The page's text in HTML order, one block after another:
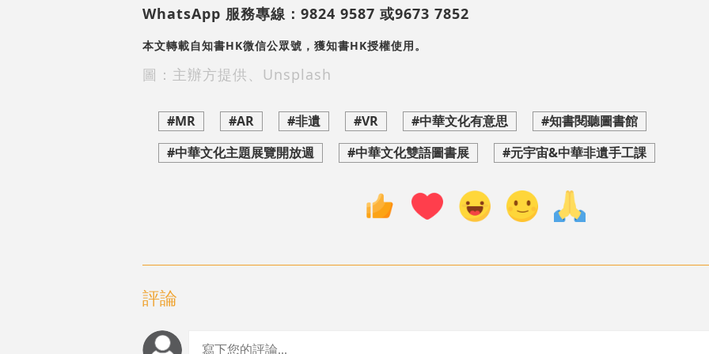
WhatsApp 服務專線：9824 9587 或9673 7852
本文轉載自知書HK微信公眾號，獲知書HK授權使用。
圖：主辦方提供、Unsplash
#MR #AR #非遺 #VR #中華文化有意思
#知書閱聽圖書館
#中華文化主題展覽開放週
#中華文化雙語圖書展 #元宇宙&中華非遺手工課
評論